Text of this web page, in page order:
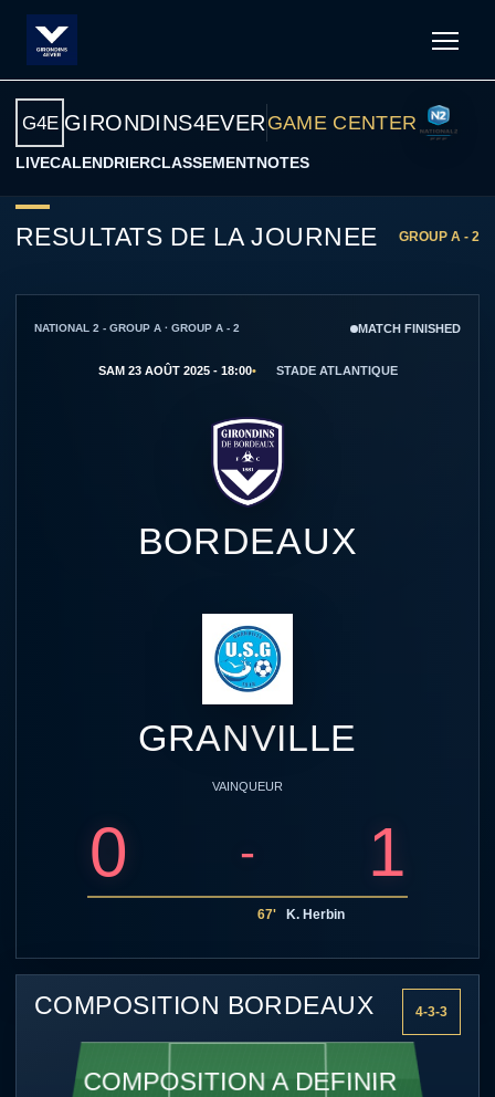
G4E GIRONDINS4EVER GAME CENTER
LIVECALENDRIERCLASSEMENTNOTES
RESULTATS DE LA JOURNEE GROUP A - 2
NATIONAL 2 - GROUP A · GROUP A - 2 MATCH FINISHED
SAM 23 AOÛT 2025 - 18:00 STADE ATLANTIQUE
BORDEAUX
0 - 1
67' K. Herbin
GRANVILLE
VAINQUEUR
COMPOSITION BORDEAUX 4-3-3
COMPOSITION A DEFINIR